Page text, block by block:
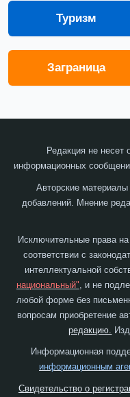
Туризм
Заграница
Редакция не несет
информационных
Авторские
добавлений. Мнение
Исключительные права
соответствии с
интеллектуальной
национальный" , и не
любой форме без
вопросам приобретение
редакцию.
Информационная
информационным
Свидетельство о